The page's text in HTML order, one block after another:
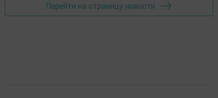
Перейти на страницу новости